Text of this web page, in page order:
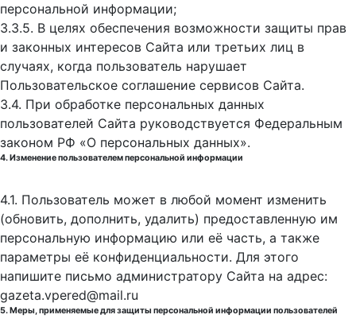
персональной информации;
3.3.5. В целях обеспечения возможности защиты прав
и законных интересов Сайта или третьих лиц в
случаях, когда пользователь нарушает
Пользовательское соглашение сервисов Сайта.
3.4. При обработке персональных данных
пользователей Сайта руководствуется Федеральным
законом РФ «О персональных данных».
4. Изменение пользователем персональной информации
4.1. Пользователь может в любой момент изменить
(обновить, дополнить, удалить) предоставленную им
персональную информацию или её часть, а также
параметры её конфиденциальности. Для этого
напишите письмо администратору Сайта на адрес:
gazeta.vpered@mail.ru
5. Меры, применяемые для защиты персональной информации пользователей